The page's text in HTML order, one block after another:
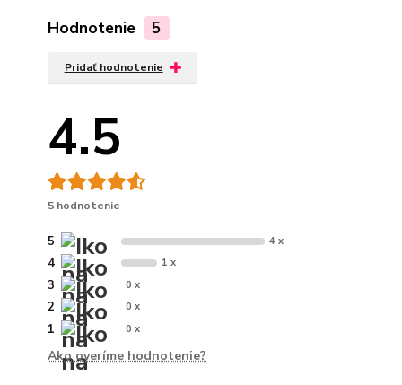
Hodnotenie 5
Pridať hodnotenie
4.5
5 hodnotenie
5 4 x
4 1 x
3 0 x
2 0 x
1 0 x
Ako overíme hodnotenie?